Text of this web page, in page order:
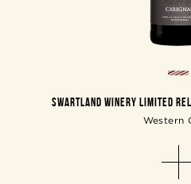
SWARTLAND WINERY LIMITED
Western